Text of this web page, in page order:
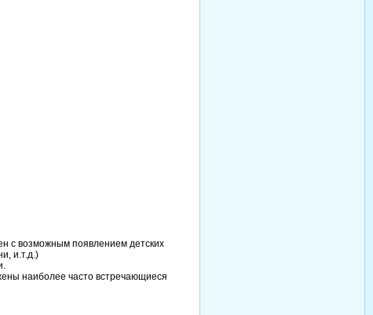
с возможным появлением детских
и.т.д.)
наиболее часто встречающиеся